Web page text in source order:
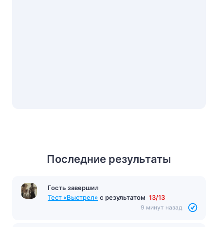
Последние результаты
Гость завершил
Тест «Гранатовый браслет» с результатом